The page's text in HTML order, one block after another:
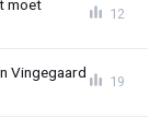
moet
12
Vingegaard
19